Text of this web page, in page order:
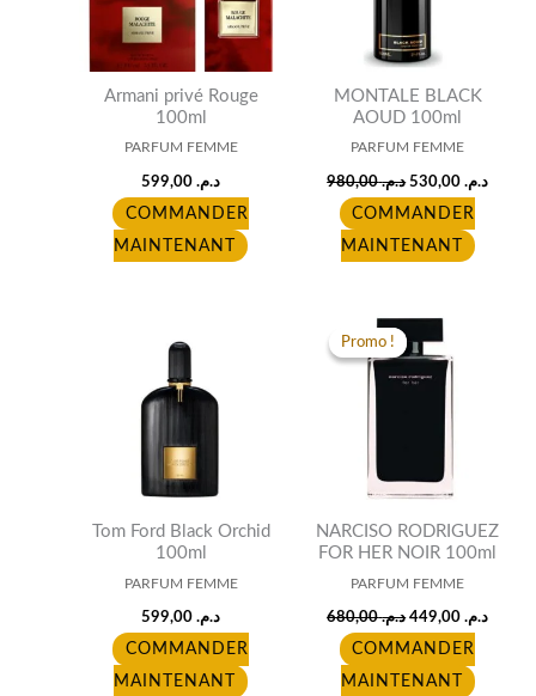
Armani privé Rouge
100ml
PARFUM FEMME
د.م.599,00
COMMANDER
MAINTENANT
MONTALE BLACK
AOUD 100ml
PARFUM FEMME
د.م.980,00 د.م.530,00
COMMANDER
MAINTENANT
Tom Ford Black Orchid
100ml
PARFUM FEMME
د.م.599,00
COMMANDER
MAINTENANT
Promo !
Promo !
NARCISO RODRIGUEZ
FOR HER NOIR 100ml
PARFUM FEMME
د.م.680,00
was:
د.م.449,00
COMMANDER
MAINTENANT